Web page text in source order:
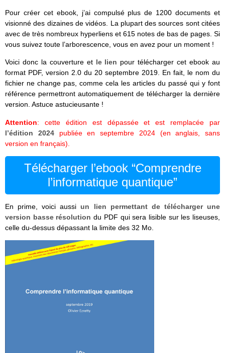
Pour créer cet ebook, j’ai compulsé plus de 1200 documents et
visionné des dizaines de vidéos. La plupart des sources sont citées
avec de très nombreux hyperliens et 615 notes de bas de pages. Si
vous suivez toute l’arborescence, vous en avez pour un moment !
Voici donc la couverture et le lien pour télécharger cet ebook au
format PDF, version 2.0 du 20 septembre 2019. En fait, le nom du
fichier ne change pas, comme cela les articles du passé qui y font
référence permettront automatiquement de télécharger la dernière
version. Astuce astucieusante !
Attention: cette édition est dépassée et est remplacée par
l’édition 2024publiée en septembre 2024 (en anglais, sans
version en français).
Télécharger l’ebook “Comprendre
l’informatique quantique”
En prime, voici aussi un lien permettant de télécharger une
version basse résolution du PDF qui sera lisible sur les liseuses,
celle du-dessus dépassant la limite des 32 Mo.